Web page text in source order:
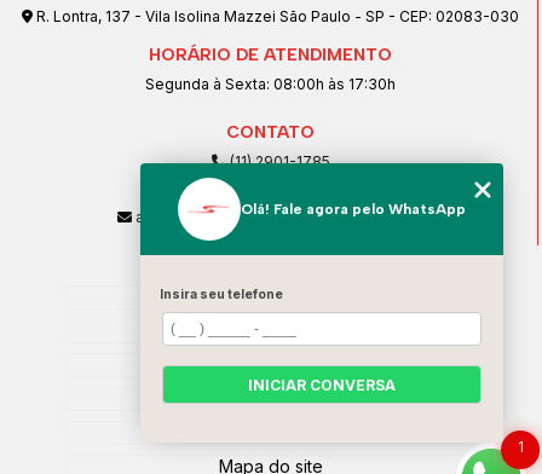
R. Lontra, 137 - Vila Isolina Mazzei São Paulo - SP - CEP: 02083-030
HORÁRIO DE ATENDIMENTO
Segunda à Sexta: 08:00h às 17:30h
CONTATO
(11) 2901-1785
(11) 99239-1832
atendimento@santeccopiadoras.com.br
Home
Empresa
SERVIÇOS
Contato
Mapa do site
1
Olá! Fale agora pelo WhatsApp
Insira seu telefone
INICIAR CONVERSA